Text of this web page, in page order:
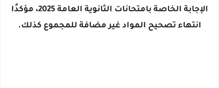
الإجابة الخاصة بامتحانات الثانوية العامة 2025، مؤكدًا
انتهاء تصحيح المواد غير مضافة للمجموع كذلك.